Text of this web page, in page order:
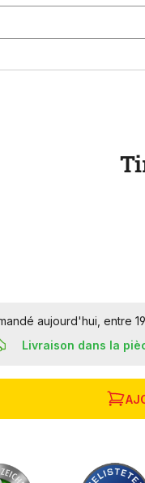
aujourd'hui, entre
Livraison dans la